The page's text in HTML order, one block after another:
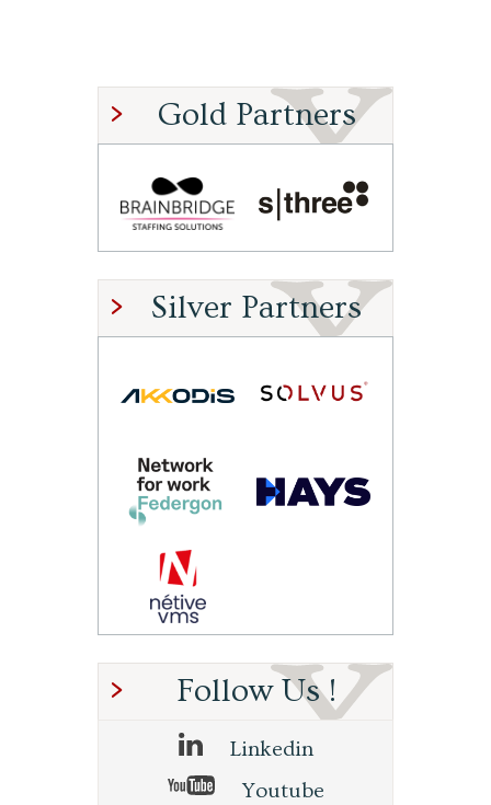
Gold Partners
Silver Partners
Follow Us !
Linkedin
Youtube